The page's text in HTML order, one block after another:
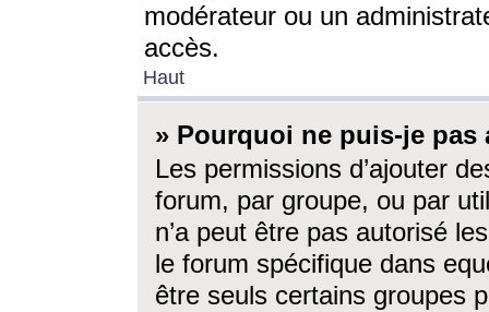
modérateur ou un
accès.
Haut
» Pourquoi ne puis-je
Les permissions d’ajouter
forum, par groupe, ou par
n’a peut être pas autorisé
le forum spécifique dans
être seuls certains groupes